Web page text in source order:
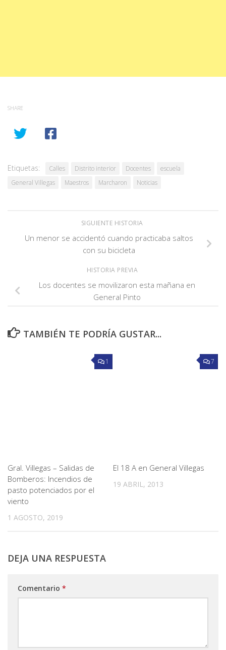
SHARE
Etiquetas: Calles Distrito interior Docentes
escuela
General Villegas
Maestros Marcharon Noticias
SIGUIENTE HISTORIA
Un menor se accidentó cuando practicaba saltos
con su bicicleta
HISTORIA PREVIA
Los docentes se movilizaron esta mañana en
General Pinto
TAMBIÉN TE PODRÍA GUSTAR...
1
Gral. Villegas – Salidas de
Bomberos: Incendios de
pasto potenciados por el
viento
1 AGOSTO, 2019
7
El 18 A en General Villegas
19 ABRIL, 2013
DEJA UNA RESPUESTA
Comentario *